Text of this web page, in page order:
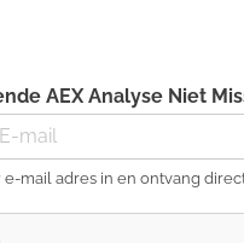
AEX Analyse Niet
e-mail adres in en ontvang